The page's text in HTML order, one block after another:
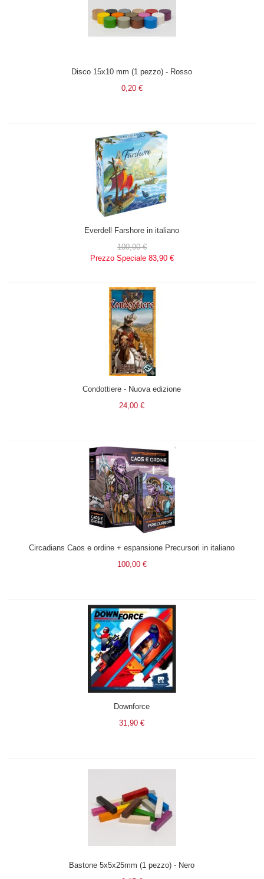
Disco 15x10 mm (1 pezzo) - Rosso
0,20 €
Everdell Farshore in italiano
100,00 €
Prezzo Speciale 83,90 €
Condottiere - Nuova edizione
24,00 €
Circadians Caos e ordine + espansione Precursori in italiano
100,00 €
Downforce
31,90 €
Bastone 5x5x25mm (1 pezzo) - Nero